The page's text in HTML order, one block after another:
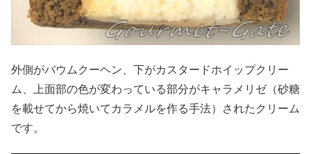
外側がバウムクーヘン、下がカスタードホイップクリー
ム、上面部の色が変わっている部分がキャラメリゼ（砂糖
を載せてから焼いてカラメルを作る手法）されたクリーム
です。